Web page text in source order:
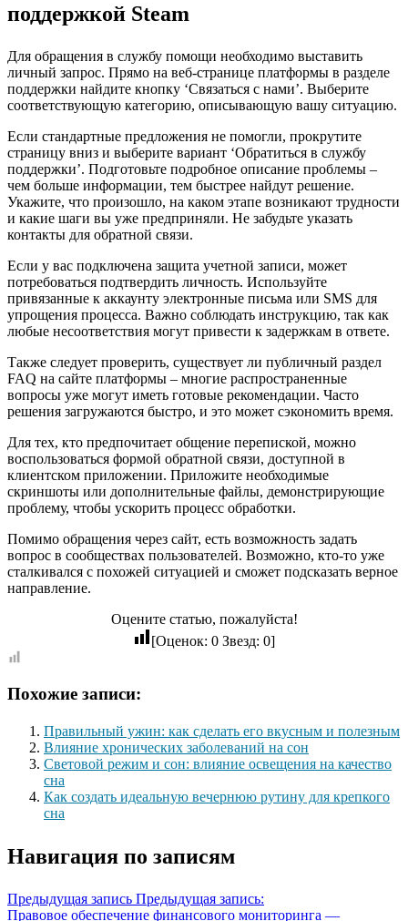
поддержкой Steam
Для обращения в службу помощи необходимо выставить
личный запрос. Прямо на веб-странице платформы в разделе
поддержки найдите кнопку ‘Связаться с нами’. Выберите
соответствующую категорию, описывающую вашу ситуацию.
Если стандартные предложения не помогли, прокрутите
страницу вниз и выберите вариант ‘Обратиться в службу
поддержки’. Подготовьте подробное описание проблемы –
чем больше информации, тем быстрее найдут решение.
Укажите, что произошло, на каком этапе возникают трудности
и какие шаги вы уже предприняли. Не забудьте указать
контакты для обратной связи.
Если у вас подключена защита учетной записи, может
потребоваться подтвердить личность. Используйте
привязанные к аккаунту электронные письма или SMS для
упрощения процесса. Важно соблюдать инструкцию, так как
любые несоответствия могут привести к задержкам в ответе.
Также следует проверить, существует ли публичный раздел
FAQ на сайте платформы – многие распространенные
вопросы уже могут иметь готовые рекомендации. Часто
решения загружаются быстро, и это может сэкономить время.
Для тех, кто предпочитает общение перепиской, можно
воспользоваться формой обратной связи, доступной в
клиентском приложении. Приложите необходимые
скриншоты или дополнительные файлы, демонстрирующие
проблему, чтобы ускорить процесс обработки.
Помимо обращения через сайт, есть возможность задать
вопрос в сообществах пользователей. Возможно, кто-то уже
сталкивался с похожей ситуацией и сможет подсказать верное
направление.
Оцените статью, пожалуйста!
[Оценок: 0 Звезд: 0]
Похожие записи:
Правильный ужин: как сделать его вкусным и полезным
Влияние хронических заболеваний на сон
Световой режим и сон: влияние освещения на качество
сна
Как создать идеальную вечернюю рутину для крепкого
сна
Навигация по записям
Предыдущая запись Предыдущая запись:
Правовое обеспечение финансового мониторинга —